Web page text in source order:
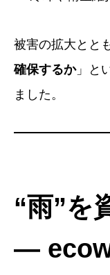
被害の拡大とと
確保するか」と
ました。
“雨”を
―